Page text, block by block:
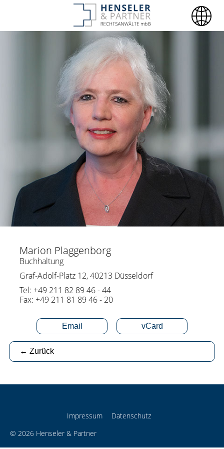
Marion Plaggenborg
Buchhaltung
Graf-Adolf-Platz 12, 40213 Düsseldorf
Tel: +49 211 82 89 46 - 44
Fax: +49 211 81 89 46 - 20
Email vCard
← Zurück
Impressum
Datenschutz
© 2026 Henseler & Partner